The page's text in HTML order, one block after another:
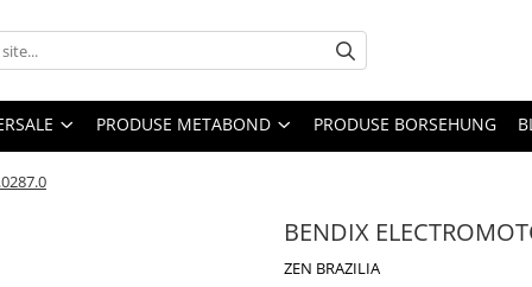
PRODUSE METABOND PRODUSE BORSEHUNG
BENDIX
ZEN BRAZILIA